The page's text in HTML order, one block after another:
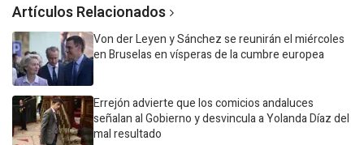
Artículos Relacionados
Von der Leyen y Sánchez se reunirán el miércoles
en Bruselas en vísperas de la cumbre europea
Errejón advierte que los comicios andaluces
señalan al Gobierno y desvincula a Yolanda Díaz del
mal resultado